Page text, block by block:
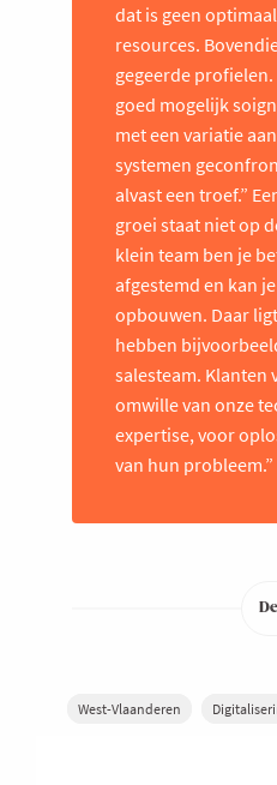
dat is geen
resources.
gegeerde profielen.
goed mogelijk
met een variatie
systemen
alvast een troef.”
groei staat niet op
klein team ben je
afgestemd en kan
opbouwen. Daar
hebben
salesteam. Klanten
omwille van onze
expertise, voor
van hun probleem.”
West-Vlaanderen